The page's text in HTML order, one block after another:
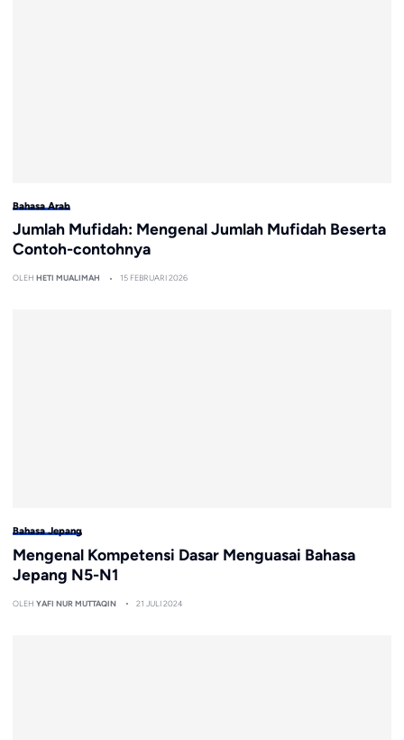
Bahasa Arab
Jumlah Mufidah: Mengenal Jumlah Mufidah Beserta
Contoh-contohnya
OLEH HETI MUALIMAH 15 FEBRUARI 2026
Bahasa Jepang
Mengenal Kompetensi Dasar Menguasai Bahasa
Jepang N5-N1
OLEH YAFI NUR MUTTAQIN 21 JULI 2024